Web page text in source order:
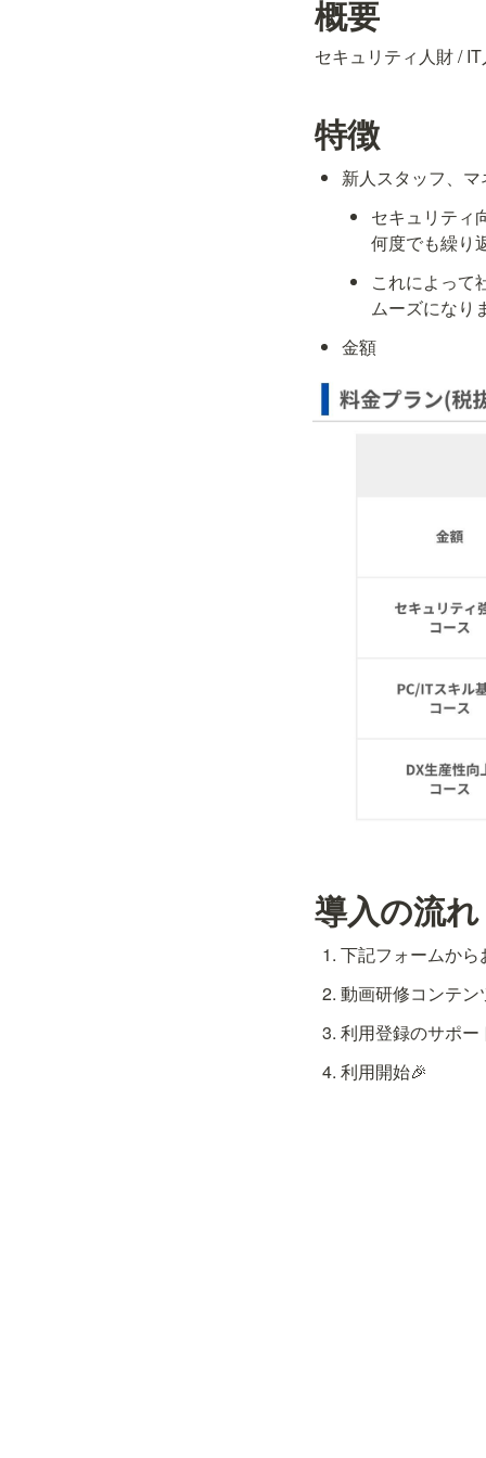
概要
セキュリティ人財 /
特徴
新人スタッフ、
セキュリティ
何度でも繰り
これによって
ムーズになり
金額
導入の流れ
下記フォームか
動画研修コンテ
利用登録のサポ
利用開始🎉